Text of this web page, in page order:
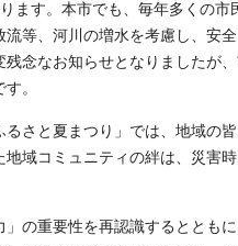
す。本市でも、毎年多くの市
等、河川の増水を考慮し、安
念なお知らせとなりましたが
。
さと夏まつり」では、地域の
域コミュニティの絆は、災害
の重要性を再認識するととも